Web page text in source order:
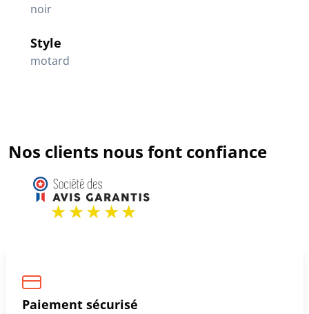
noir
Style
motard
Nos clients nous font confiance
Paiement sécurisé